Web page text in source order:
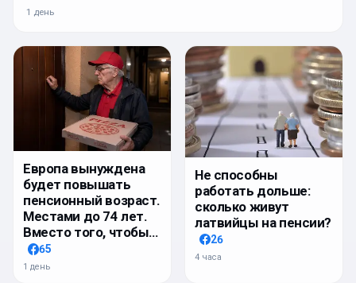
1 день
Европа вынуждена
будет повышать
пенсионный возраст.
Местами до 74 лет.
Вместо того, чтобы…
65
1 день
Не способны
работать дольше:
сколько живут
латвийцы на пенсии?
26
4 часа